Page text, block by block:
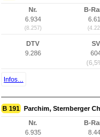
Nr.
6.934
(8.257)
B-
DTV
9.286
SV
Infos...
B 191 Parchim, Sternberger
Nr.
6.935
B-